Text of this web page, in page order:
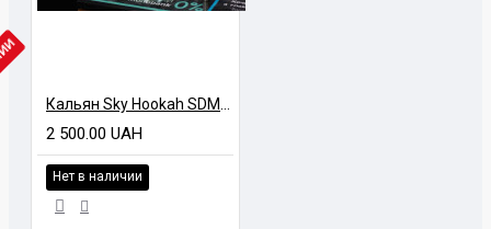
2 500.00 UAH
Нет в наличии